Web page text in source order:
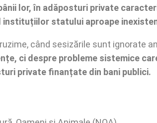
lor, în adăposturi private
statului aproape
când sesizările sunt ignorate
ci despre probleme sistemice
private finanțate din bani publici.